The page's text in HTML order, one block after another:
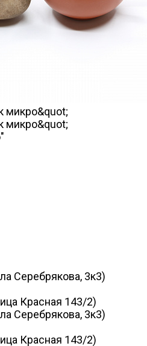
Серебрякова, 3к3)
Красная 143/2)
Серебрякова, 3к3)
Красная 143/2)